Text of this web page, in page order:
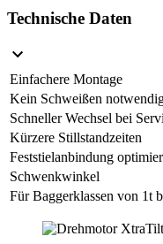
Technische Daten
Einfachere Montage
Kein Schweißen
Schneller Wechsel bei
Kürzere Stillstandzeiten
Feststielanbindung
Schwenkwinkel
Für Baggerklassen von 1t